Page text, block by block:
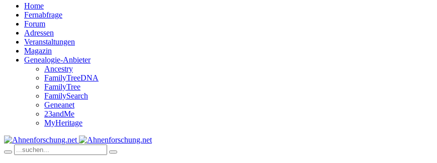
Home
Fernabfrage
Forum
Adressen
Veranstaltungen
Magazin
Genealogie-Anbieter
Ancestry
FamilyTreeDNA
FamilyTree
FamilySearch
Geneanet
23andMe
MyHeritage